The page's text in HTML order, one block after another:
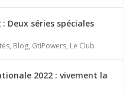
: Deux séries spéciales
, Blog, GtiPowers, Le Club
2022 : vivement la